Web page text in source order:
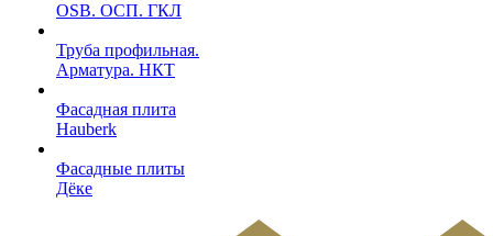
OSB. ОСП. ГКЛ
Труба профильная.
Арматура. НКТ
Фасадная плита
Hauberk
Фасадные плиты
Дёке